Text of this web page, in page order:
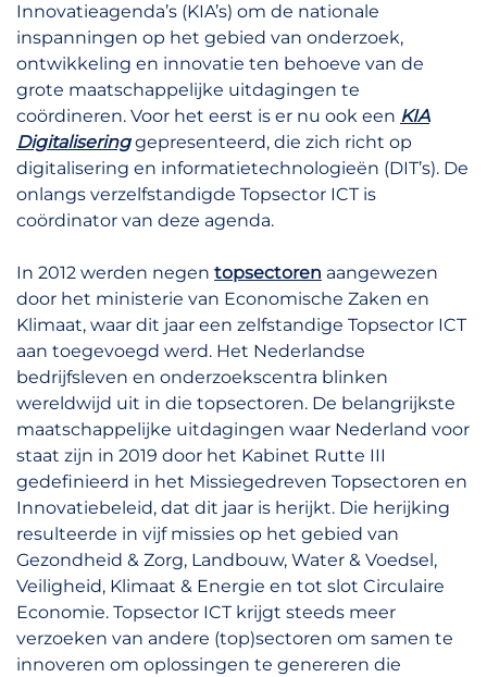
Innovatieagenda’s (KIA’s) om de nationale
inspanningen op het gebied van onderzoek,
ontwikkeling en innovatie ten behoeve van de
grote maatschappelijke uitdagingen te
coördineren. Voor het eerst is er nu ook een KIA
Digitaliseringgepresenteerd, die zich richt op
digitalisering en informatietechnologieën (DIT’s). De
onlangs verzelfstandigde Topsector ICT is
coördinator van deze agenda.
In 2012 werden negen topsectoren aangewezen
door het ministerie van Economische Zaken en
Klimaat, waar dit jaar een zelfstandige Topsector ICT
aan toegevoegd werd. Het Nederlandse
bedrijfsleven en onderzoekscentra blinken
wereldwijd uit in die topsectoren. De belangrijkste
maatschappelijke uitdagingen waar Nederland voor
staat zijn in 2019 door het Kabinet Rutte III
gedefinieerd in het Missiegedreven Topsectoren en
Innovatiebeleid, dat dit jaar is herijkt. Die herijking
resulteerde in vijf missies op het gebied van
Gezondheid & Zorg, Landbouw, Water & Voedsel,
Veiligheid, Klimaat & Energie en tot slot Circulaire
Economie. Topsector ICT krijgt steeds meer
verzoeken van andere (top)sectoren om samen te
innoveren om oplossingen te genereren die